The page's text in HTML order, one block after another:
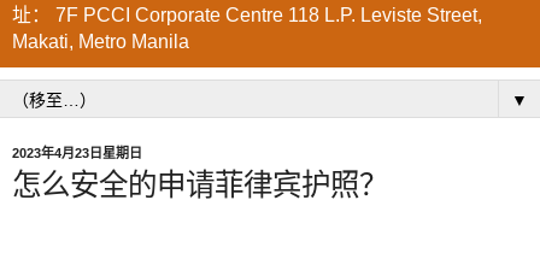
址： 7F PCCI Corporate Centre 118 L.P. Leviste Street,
Makati, Metro Manila
▼
2023年4月23日星期日
怎么安全的申请菲律宾护照？